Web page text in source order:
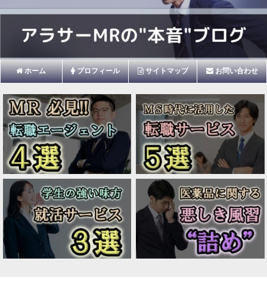
ホーム プロフィール サイトマップ お問い合わせ